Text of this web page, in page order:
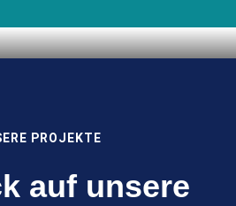
PROJEKTE
auf unsere